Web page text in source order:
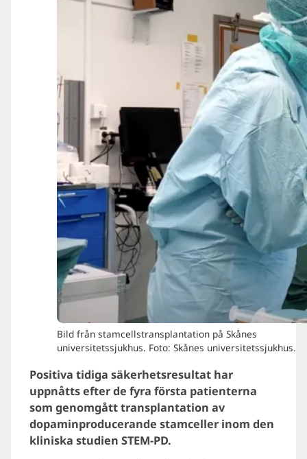
Bild från stamcellstransplantation på Skånes
universitetssjukhus. Foto: Skånes universitetssjukhus.
Positiva tidiga säkerhetsresultat har
uppnåtts efter de fyra första patienterna
som genomgått transplantation av
dopaminproducerande stamceller inom den
kliniska studien STEM-PD.